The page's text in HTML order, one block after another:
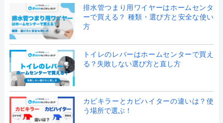
排水管つまり用ワイヤーはホームセンタ
ーで買える？ 種類・選び方と安全な使い
方
トイレのレバーはホームセンターで買え
る？失敗しない選び方と直し方
カビキラーとカビハイターの違いは？使
う場所で選ぶ！